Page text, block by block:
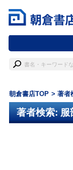
朝倉書店TOP 著者
著者検索: 服